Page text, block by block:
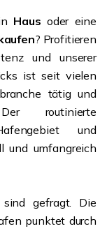
Haus oder eine
? Profitieren
und unserer
ist seit vielen
tätig und
routinierte
und
und umfangreich
sind gefragt. Die
punktet durch